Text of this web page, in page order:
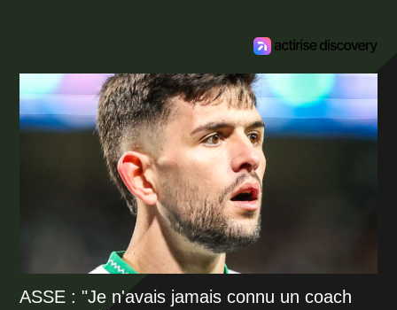
ASSE : "Je n'avais jamais connu un coach